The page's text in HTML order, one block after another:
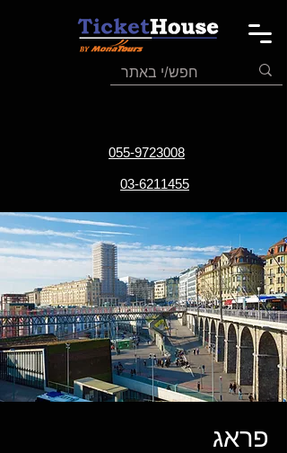
055-9723008
03-6211455
פראג